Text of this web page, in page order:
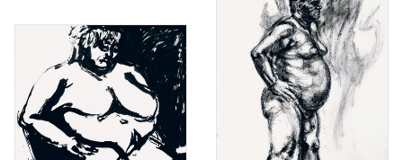
J
Michał Jandura
Agnieszka Jankowska-Marzec
K
Joanna Kaiser-Plaskowska